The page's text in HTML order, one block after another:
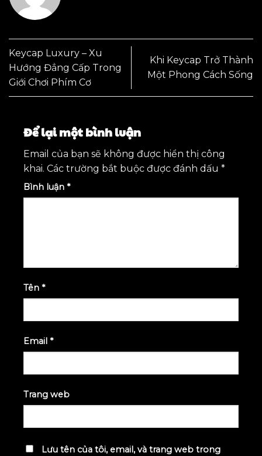
Keycap Luxury – Xu
Hướng Đẳng Cấp Trong
Giới Chơi Phím Cơ
Khi Keycap Trở Thành
Một Phong Cách Sống
Để lại một bình luận
Email của bạn sẽ không được hiển thị công
khai. Các trường bắt buộc được đánh dấu *
Bình luận *
Tên *
Email *
Trang web
Lưu tên của tôi, email, và trang web trong